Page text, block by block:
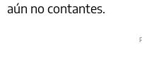
aún no contantes.